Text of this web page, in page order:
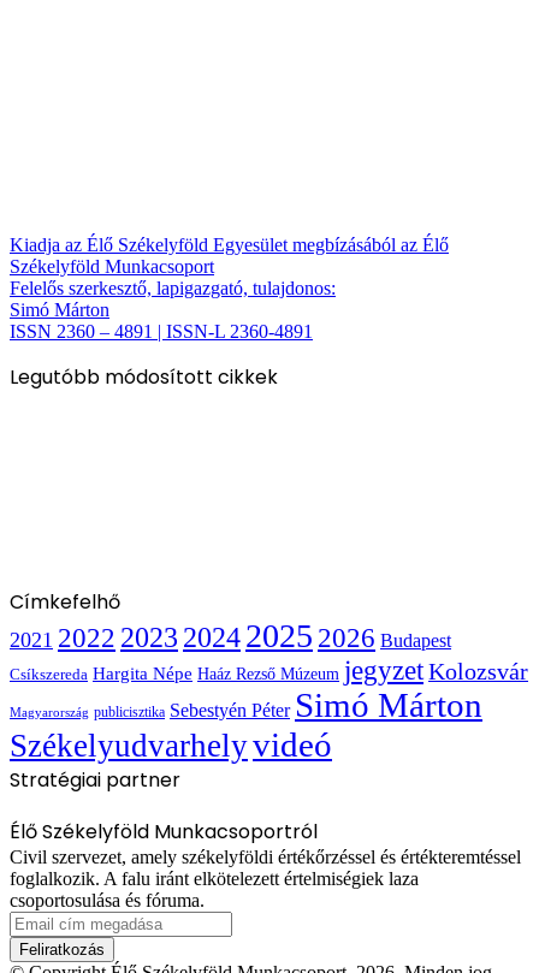
Kiadja az Élő Székelyföld Egyesület megbízásából az Élő
Székelyföld Munkacsoport
Felelős szerkesztő, lapigazgató, tulajdonos:
Simó Márton
ISSN 2360 – 4891 | ISSN-L 2360-4891
Legutóbb módosított cikkek
Címkefelhő
2021 2022 2023 20242025 2026 Budapest
Csíkszereda Hargita Népe Haáz Rezső Múzeum jegyzetKolozsvár
Magyarország publicisztika Sebestyén Péter Simó Márton
Székelyudvarhelyvideó
Stratégiai partner
Élő Székelyföld Munkacsoportról
Civil szervezet, amely székelyföldi értékőrzéssel és értékteremtéssel
foglalkozik. A falu iránt elkötelezett értelmiségiek laza
csoportosulása és fóruma.
Email
cím
megadása